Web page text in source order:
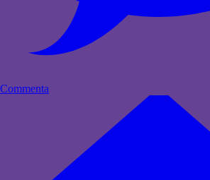
Commenta